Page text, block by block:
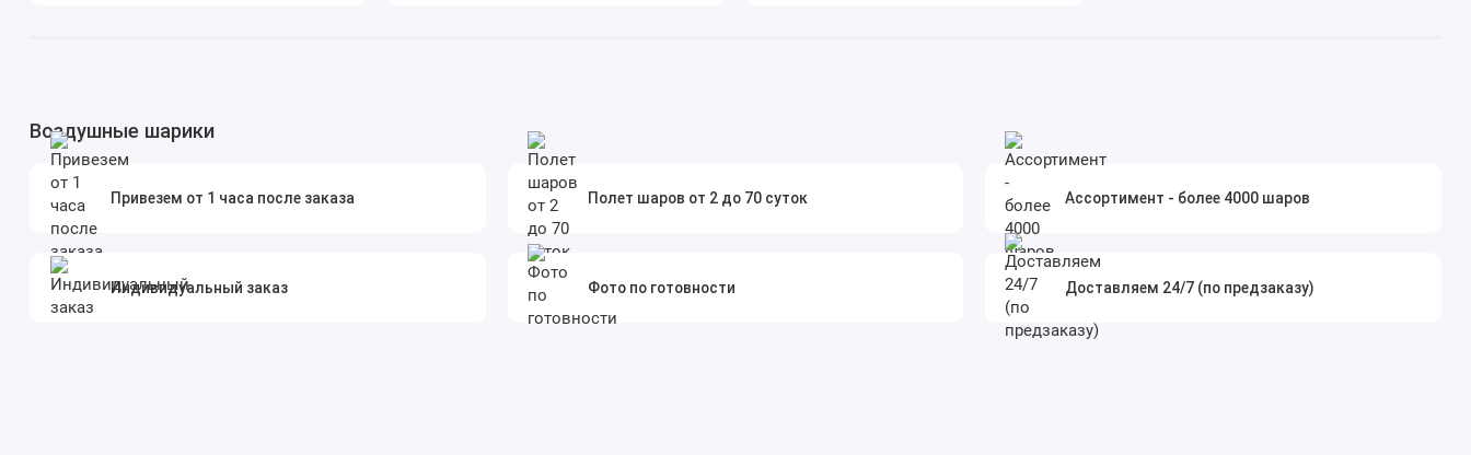
Воздушные шарики
Привезем от 1 часа после заказа Полет шаров от 2 до 70 суток Ассортимент - более 4000 шаров
Индивидуальный заказ Фото по готовности Доставляем 24/7 (по предзаказу)